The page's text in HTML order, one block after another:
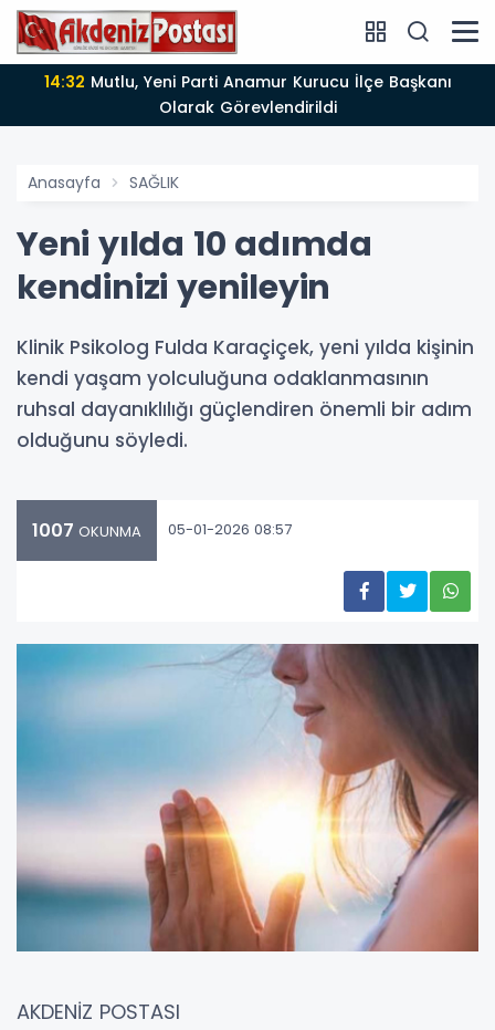
14:12Anamur'da Kasten öldürmeye teşebbüs şüphelisi
tutuklandı
Anasayfa SAĞLIK
Yeni yılda 10 adımda
kendinizi yenileyin
Klinik Psikolog Fulda Karaçiçek, yeni yılda kişinin
kendi yaşam yolculuğuna odaklanmasının
ruhsal dayanıklılığı güçlendiren önemli bir adım
olduğunu söyledi.
1007 OKUNMA 05-01-2026 08:57
AKDENİZ POSTASI